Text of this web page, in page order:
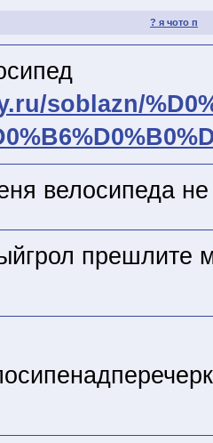
? я чото п
soblazn/
велосипеда
прешлите